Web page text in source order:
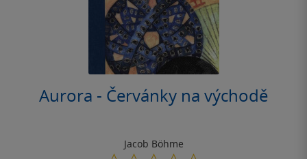
Aurora - Červánky na východě
Jacob Böhme